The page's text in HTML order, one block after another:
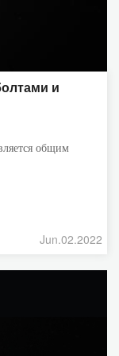
и
общим
Jun.02.2022